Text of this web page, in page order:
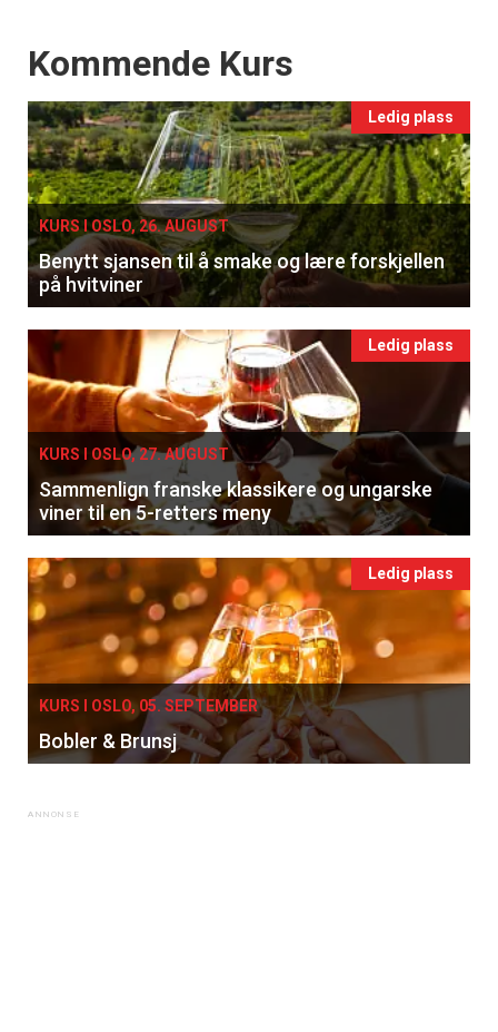
Events
Kommende Kurs
Ledig plass
KURS I OSLO, 26. AUGUST
Benytt sjansen til å smake og lære forskjellen
på hvitviner
Ledig plass
KURS I OSLO, 27. AUGUST
Sammenlign franske klassikere og ungarske
viner til en 5-retters meny
Ledig plass
KURS I OSLO, 05. SEPTEMBER
Bobler & Brunsj